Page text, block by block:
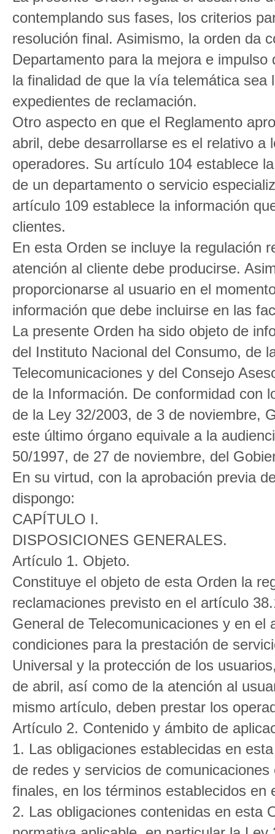
contemplando sus fases, los criterios
resolución final. Asimismo, la orden da
Departamento para la mejora e
la finalidad de que la vía telemática
expedientes de reclamación.
Otro aspecto en que el Reglamento
abril, debe desarrollarse es el relativo
operadores. Su artículo 104 establece
de un departamento o servicio
artículo 109 establece la información
clientes.
En esta Orden se incluye la regulación
atención al cliente debe producirse.
proporcionarse al usuario en el
información que debe incluirse en las
La presente Orden ha sido objeto de
del Instituto Nacional del Consumo, de
Telecomunicaciones y del Consejo
de la Información. De conformidad con
de la Ley 32/2003, de 3 de noviembre,
este último órgano equivale a la
50/1997, de 27 de noviembre, del
En su virtud, con la aprobación previa
dispongo:
CAPÍTULO I.
DISPOSICIONES GENERALES.
Artículo 1. Objeto.
Constituye el objeto de esta Orden la
reclamaciones previsto en el artículo
General de Telecomunicaciones y en
condiciones para la prestación de
Universal y la protección de los
de abril, así como de la atención al
mismo artículo, deben prestar los
Artículo 2. Contenido y ámbito de
1. Las obligaciones establecidas en
de redes y servicios de
finales, en los términos establecidos en
2. Las obligaciones contenidas en esta